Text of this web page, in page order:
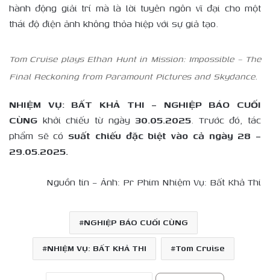
hành động giải trí mà là lời tuyên ngôn vĩ đại cho một
thái độ điện ảnh không thỏa hiệp với sự giả tạo.
Tom Cruise plays Ethan Hunt in Mission: Impossible – The
Final Reckoning from Paramount Pictures and Skydance.
NHIỆM VỤ: BẤT KHẢ THI – NGHIỆP BÁO CUỐI
CÙNG khởi chiếu từ ngày 30.05.2025. Trước đó, tác
phẩm sẽ có suất chiếu đặc biệt vào cả ngày 28 –
29.05.2025.
Nguồn tin – Ảnh: Pr Phim Nhiệm Vụ: Bất Khả Thi
NGHIỆP BÁO CUỐI CÙNG
NHIỆM VỤ: BẤT KHẢ THI Tom Cruise